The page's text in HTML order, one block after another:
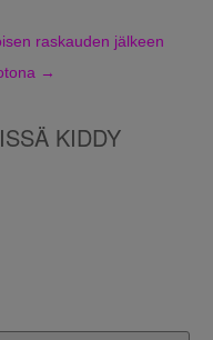
raskauden jälkeen
→
KIDDY